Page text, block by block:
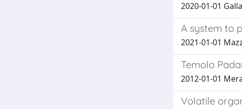
2020-01-01
A system to
2021-01-01
Temolo
2012-01-01
Volatile